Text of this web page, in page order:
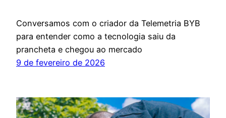
Conversamos com o criador da Telemetria BYB
para entender como a tecnologia saiu da
prancheta e chegou ao mercado
9 de fevereiro de 2026